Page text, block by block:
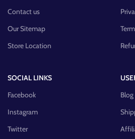
Contact us
Our Sitemap
Store Location
SOCIAL LINKS
Facebook
Instagram
Twitter